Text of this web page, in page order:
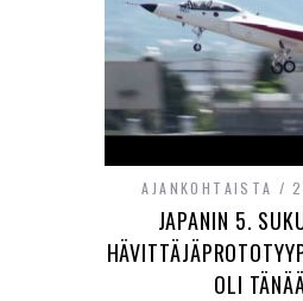
AJANKOHTAISTA
JAPANIN 5.
OLI